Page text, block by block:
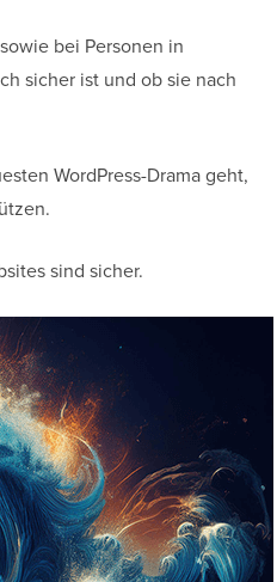
bei Personen in
sicher ist und ob sie nach
WordPress-Drama geht,
sind sicher.